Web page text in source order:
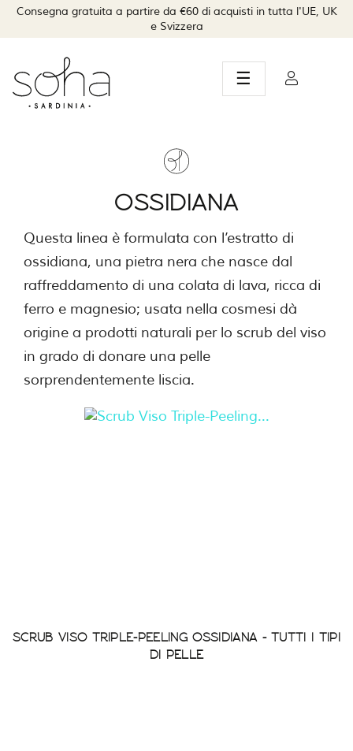
Consegna gratuita a partire da €60 di acquisti in tutta l'UE, UK
e Svizzera
navigazione
Toggle
☰
OSSIDIANA
Questa linea è formulata con l’estratto di
ossidiana, una pietra nera che nasce dal
raffreddamento di una colata di lava, ricca di
ferro e magnesio; usata nella cosmesi dà
origine a prodotti naturali per lo scrub del viso
in grado di donare una pelle
sorprendentemente liscia.
SCRUB VISO TRIPLE-PEELING OSSIDIANA - TUTTI I TIPI
DI PELLE